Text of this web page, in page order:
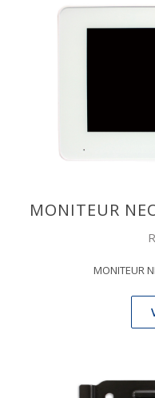
MONITEUR
MONITEUR